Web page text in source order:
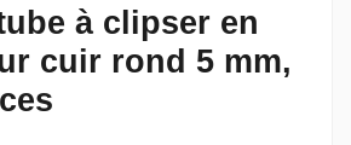
à clipser en
cuir rond 5 mm,